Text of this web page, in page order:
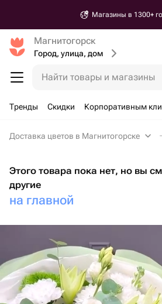
Магазины в 1300+
Магнитогорск
Город, улица, дом
Найти товары и магазины
Тренды Скидки Корпоративным
Доставка цветов в Магнитогорске
Этого товара пока нет, но вы
другие
на главной